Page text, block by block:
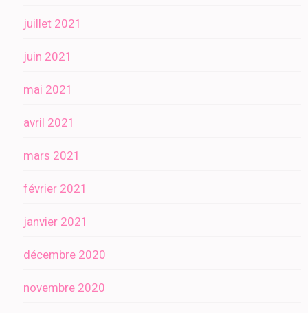
juillet 2021
juin 2021
mai 2021
avril 2021
mars 2021
février 2021
janvier 2021
décembre 2020
novembre 2020